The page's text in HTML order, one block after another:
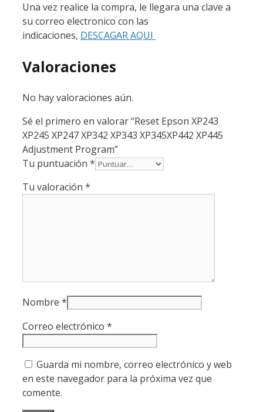
Una vez realice la compra, le llegara una clave a
su correo electronico con las
indicaciones, DESCAGAR AQUI
Valoraciones
No hay valoraciones aún.
Sé el primero en valorar “Reset Epson XP243
XP245 XP247 XP342 XP343 XP345XP442 XP445
Adjustment Program”
Tu puntuación *
Tu valoración *
Nombre *
Correo electrónico *
Guarda mi nombre, correo electrónico y web
en este navegador para la próxima vez que
comente.